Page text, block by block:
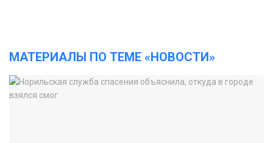
МАТЕРИАЛЫ ПО ТЕМЕ «НОВОСТИ»